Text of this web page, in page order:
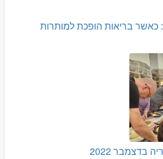
כאשר בריאות הופכת למותרות
2022